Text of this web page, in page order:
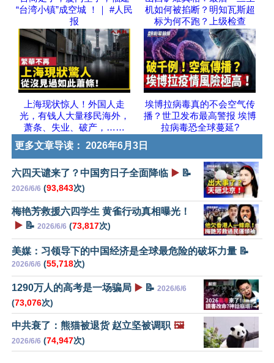
“台湾小镇”成空城 ！｜ #人民
报
机如何被掐断？明知瓦斯超
标为何不跑？上级检查
上海现状惊人！外国人走
光，有钱人大量移民海外，
萧条、失业、破产，……
埃博拉病毒真的不会空气传
播？世卫发布最高警报 埃博
拉病毒恐全球蔓延?
更多文章导读： 2026年6月3日
六四天谴来了？中国穷日子全面降临 ▶️ 📝
2026/6/6 (93,843次)
梅艳芳救援六四学生 黄雀行动真相曝光！
▶️ 📝 2026/6/6 (73,817次)
美媒：习领导下的中国经济是全球最危险的破坏力量 📝
2026/6/6 (55,718次)
1290万人的高考是一场骗局 ▶️ 📝 2026/6/6
(73,076次)
中共衰了：熊猫被退货 赵立坚被调职 🖼️
2026/6/6 (74,947次)